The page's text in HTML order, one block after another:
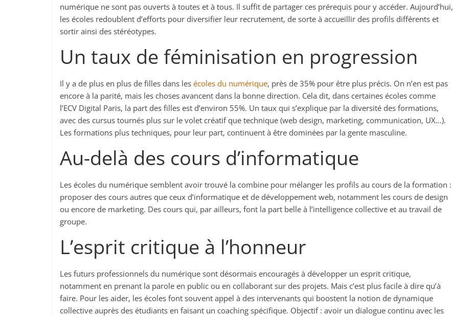
numérique ne sont pas ouverts à toutes et à tous. Il suffit de partager ces prérequis pour y accéder. Aujourd’hui,
les écoles redoublent d’efforts pour diversifier leur recrutement, de sorte à accueillir des profils différents et
sortir ainsi des stéréotypes.
Un taux de féminisation en progression
Il y a de plus en plus de filles dans les écoles du numérique, près de 35% pour être plus précis. On n’en est pas
encore à la parité, mais les choses avancent dans la bonne direction. Cela dit, dans certaines écoles comme
l’ECV Digital Paris, la part des filles est d’environ 55%. Un taux qui s’explique par la diversité des formations,
avec des cursus tournés plus sur le volet créatif que technique (web design, marketing, communication, UX…).
Les formations plus techniques, pour leur part, continuent à être dominées par la gente masculine.
Au-delà des cours d’informatique
Les écoles du numérique semblent avoir trouvé la combine pour mélanger les profils au cours de la formation :
proposer des cours autres que ceux d’informatique et de développement web, notamment les cours de design
ou encore de marketing. Des cours qui, par ailleurs, font la part belle à l’intelligence collective et au travail de
groupe.
L’esprit critique à l’honneur
Les futurs professionnels du numérique sont désormais encouragés à développer un esprit critique,
notamment en prenant la parole en public ou en collaborant sur des projets. Mais c’est plus facile à dire qu’à
faire. Pour les aider, les écoles font souvent appel à des intervenants qui boostent la notion de dynamique
collective auprès des étudiants en faisant un coaching spécifique. Objectif : avoir un dialogue continu avec les